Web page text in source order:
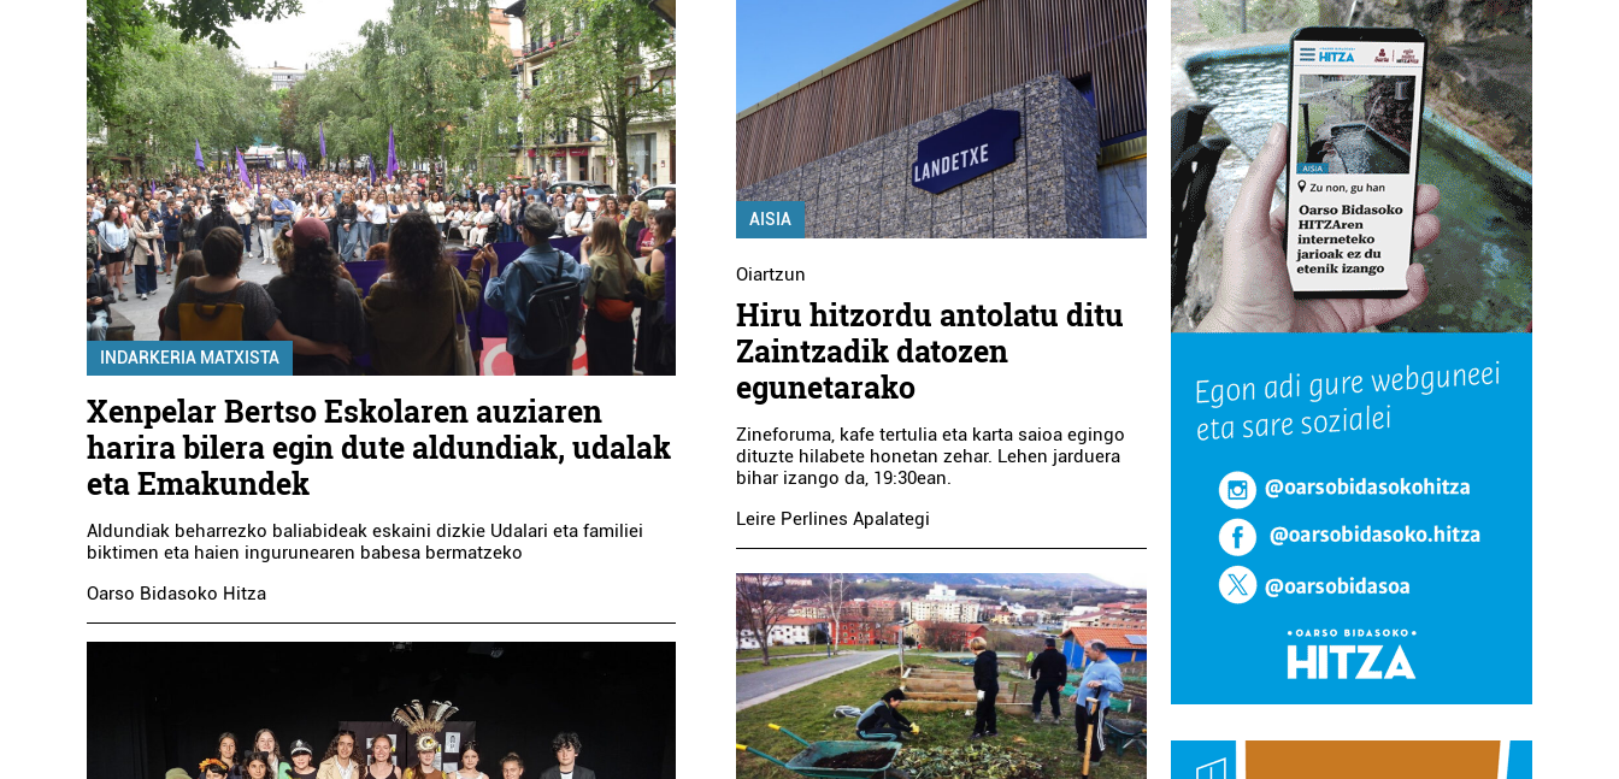
INDARKERIA MATXISTA
Xenpelar Bertso Eskolaren auziaren
harira bilera egin dute aldundiak, udalak
eta Emakundek
Aldundiak beharrezko baliabideak eskaini dizkie Udalari eta familiei
biktimen eta haien ingurunearen babesa bermatzeko
Oarso Bidasoko Hitza
AISIA
Oiartzun
Hiru hitzordu antolatu ditu
Zaintzadik datozen
egunetarako
Zineforuma, kafe tertulia eta karta saioa egingo
dituzte hilabete honetan zehar. Lehen jarduera
bihar izango da, 19:30ean.
Leire Perlines Apalategi